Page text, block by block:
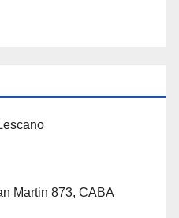
Martin 873, CABA